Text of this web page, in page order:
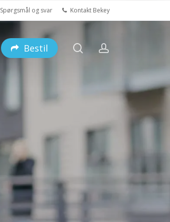
Spørgsmål og svar Kontakt Bekey
Bestil searchaccount